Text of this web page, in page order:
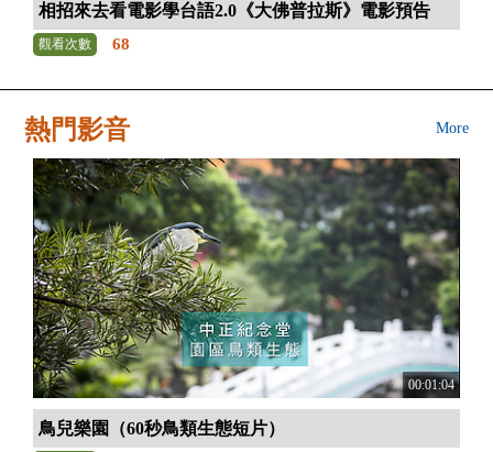
相招來去看電影學台語2.0《大佛普拉斯》電影預告
觀看次數 68
熱門影音 More
00:01:04
鳥兒樂園（60秒鳥類生態短片）